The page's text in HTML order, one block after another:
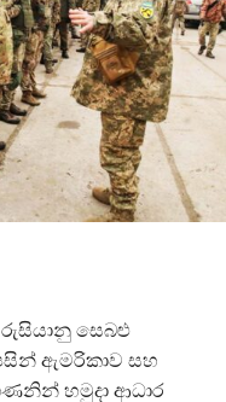
සෙබළු
ඇමරිකාව සහ
හමුදා ආධාර